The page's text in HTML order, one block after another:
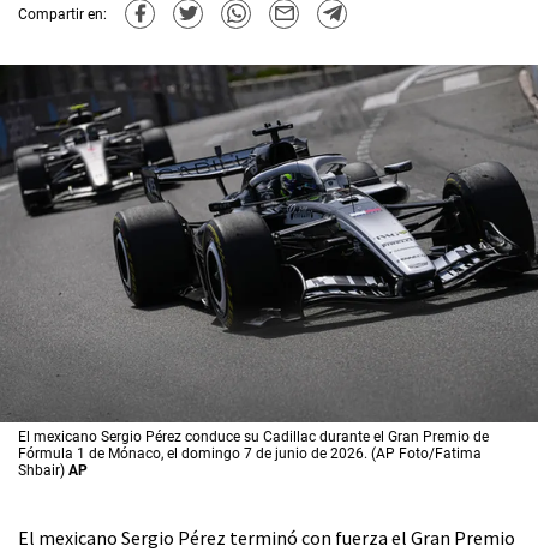
Compartir en:
El mexicano Sergio Pérez conduce su Cadillac durante el Gran Premio de
Fórmula 1 de Mónaco, el domingo 7 de junio de 2026. (AP Foto/Fatima
Shbair) AP
El mexicano Sergio Pérez terminó con fuerza el Gran Premio